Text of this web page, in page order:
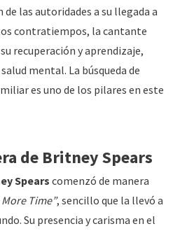
las autoridades a su llegada a
contratiempos, la cantante
recuperación y aprendizaje,
mental. La búsqueda de
es uno de los pilares en este
de Britney Spears
Spears comenzó de manera
Time”, sencillo que la llevó a
Su presencia y carisma en el